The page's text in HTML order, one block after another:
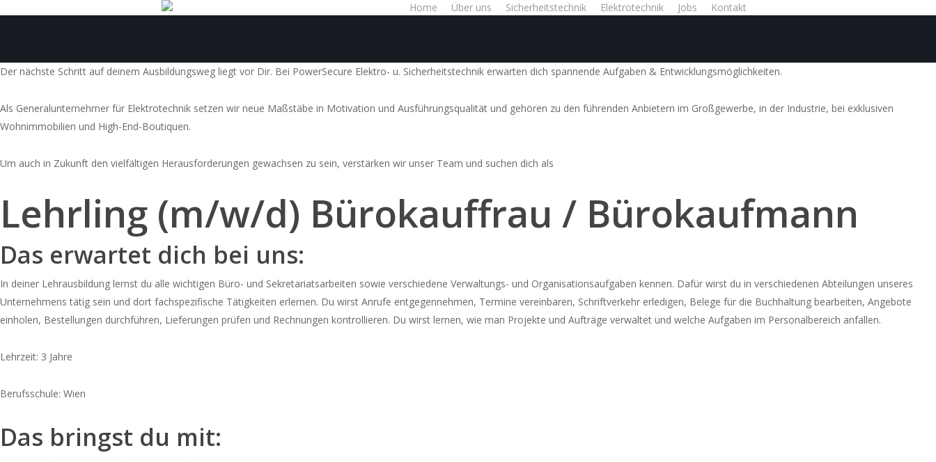
content
Home Über uns Sicherheitstechnik Elektrotechnik Jobs Kontakt
Der nächste Schritt auf deinem Ausbildungsweg liegt vor Dir. Bei PowerSecure Elektro- u. Sicherheitstechnik erwarten dich spannende Aufgaben & Entwicklungsmöglichkeiten.
Als Generalunternehmer für Elektrotechnik setzen wir neue Maßstäbe in Motivation und Ausführungsqualität und gehören zu den führenden Anbietern im Großgewerbe, in der Industrie, bei exklusiven
Wohnimmobilien und High-End-Boutiquen.
Um auch in Zukunft den vielfältigen Herausforderungen gewachsen zu sein, verstärken wir unser Team und suchen dich als
Lehrling (m/w/d) Bürokauffrau / Bürokaufmann
Das erwartet dich bei uns:
In deiner Lehrausbildung lernst du alle wichtigen Büro- und Sekretariatsarbeiten sowie verschiedene Verwaltungs- und Organisationsaufgaben kennen. Dafür wirst du in verschiedenen Abteilungen unseres
Unternehmens tätig sein und dort fachspezifische Tätigkeiten erlernen. Du wirst Anrufe entgegennehmen, Termine vereinbaren, Schriftverkehr erledigen, Belege für die Buchhaltung bearbeiten, Angebote
einholen, Bestellungen durchführen, Lieferungen prüfen und Rechnungen kontrollieren. Du wirst lernen, wie man Projekte und Aufträge verwaltet und welche Aufgaben im Personalbereich anfallen.
Lehrzeit: 3 Jahre
Berufsschule: Wien
Das bringst du mit: